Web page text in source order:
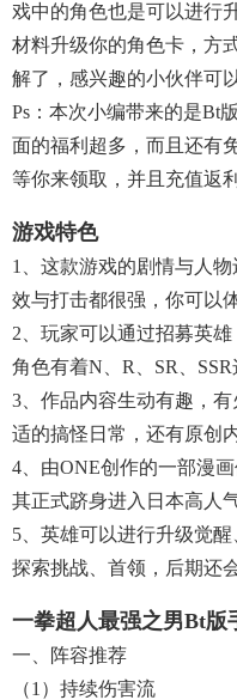
戏中的角色也是可以进行
材料升级你的角色卡，方
解了，感兴趣的小伙伴可
Ps：本次小编带来的是bt
面的福利超多，而且还有
等你来领取，并且充值返
游戏特色
1、这款游戏的剧情与人
效与打击都很强，你可以
2、玩家可以通过招募英
角色有着N、R、SR、SSR
3、作品内容生动有趣，
适的搞怪日常，还有原创
4、由ONE创作的一部漫
其正式跻身进入日本高人
5、英雄可以进行升级觉
探索挑战、首领，后期还
一拳超人最强之男bt版
一、阵容推荐
（1）持续伤害流